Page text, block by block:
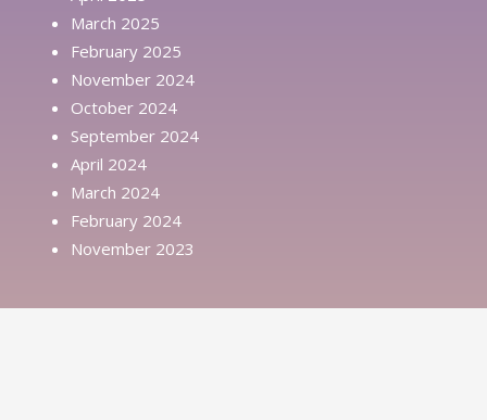
March 2025
February 2025
November 2024
October 2024
September 2024
April 2024
March 2024
February 2024
November 2023